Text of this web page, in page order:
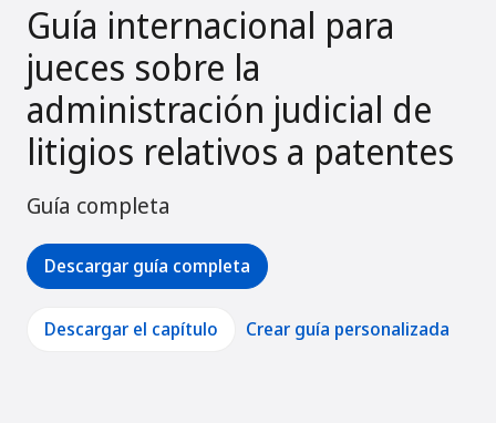
Guía internacional para
jueces sobre la
administración judicial de
litigios relativos a patentes
Guía completa
Descargar guía completa
Descargar el capítulo Crear guía personalizada